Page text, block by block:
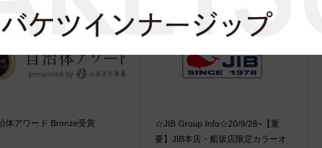
体アワード Bronze受賞
☆JIB Group Info☆20/9/28~【重
要】JIB本店・船坂店限定カラーオ